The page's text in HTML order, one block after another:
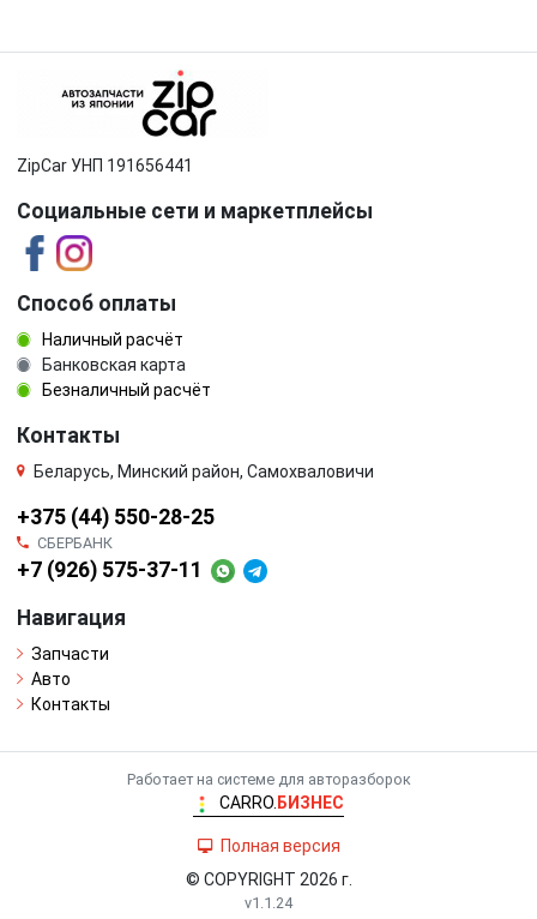
ZipCar УНП 191656441
Социальные сети и маркетплейсы
Способ оплаты
Наличный расчёт
Банковская карта
Безналичный расчёт
Контакты
Беларусь, Минский район, Самохваловичи
+375 (44) 550-28-25
СБЕРБАНК
+7 (926) 575-37-11
Навигация
Запчасти
Авто
Контакты
Работает на системе для авторазборок
CARRO. БИЗНЕС
Полная версия
© COPYRIGHT 2026 г.
v1.1.24